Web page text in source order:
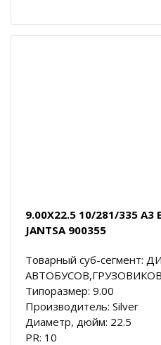
9.00X22.5 10/281/335 A3
JANTSA 900355
Товарный суб-сегмент:
АВТОБУСОВ,ГРУЗОВИКОВ
Типоразмер: 9.00
Производитель: Silver
Диаметр, дюйм: 22.5
PR: 10